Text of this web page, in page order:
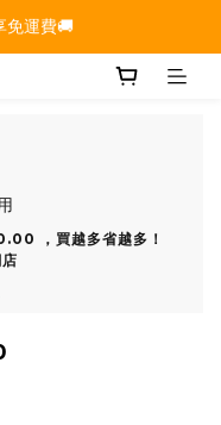
免運費🚚
，買越多省越多！